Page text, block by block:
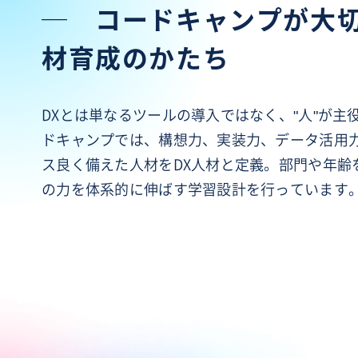
─ コードキャンプが大
材育成のかたち
DXとは単なるツールの導入ではなく、"人"が主
ドキャンプでは、構想力、実装力、データ活用
ス良く備えた人材をDX人材と定義。部門や年
の力を体系的に伸ばす学習設計を行っています